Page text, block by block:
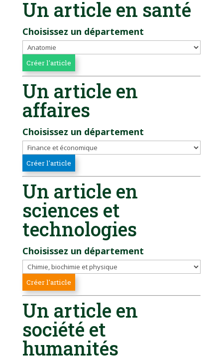
Un article en santé
Choisissez un département
Un article en
affaires
Choisissez un département
Un article en
sciences et
technologies
Choisissez un département
Un article en
société et
humanités